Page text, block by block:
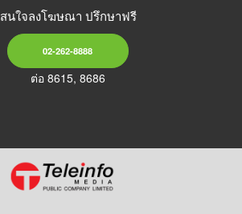
สนใจลงโฆษณา ปรึกษาฟรี
02-262-8888
ต่อ 8615, 8686